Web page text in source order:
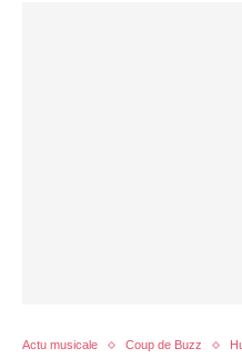
Actu musicale Coup de Buzz